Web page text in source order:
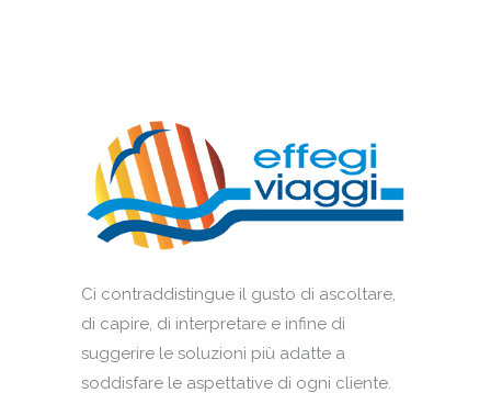
Ci contraddistingue il gusto di ascoltare,
di capire, di interpretare e infine di
suggerire le soluzioni più adatte a
soddisfare le aspettative di ogni cliente.